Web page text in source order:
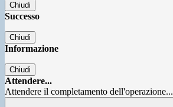
Chiudi
Successo
Chiudi
Informazione
Chiudi
Attendere...
Attendere il completamento dell'operazione...